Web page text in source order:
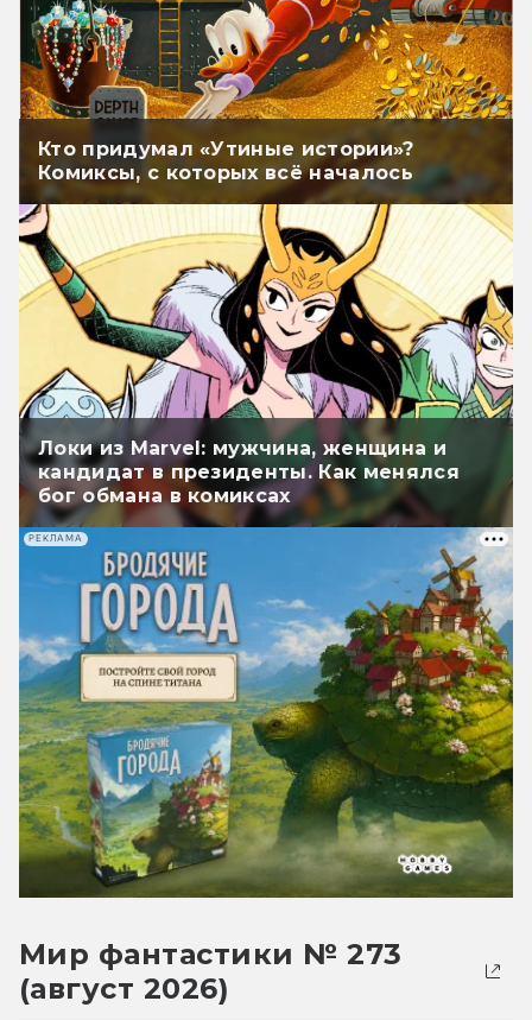
Кто придумал «Утиные истории»?
Комиксы, с которых всё началось
Локи из Marvel: мужчина, женщина и
кандидат в президенты. Как менялся
бог обмана в комиксах
РЕКЛАМА
Мир фантастики № 273
(август 2026)